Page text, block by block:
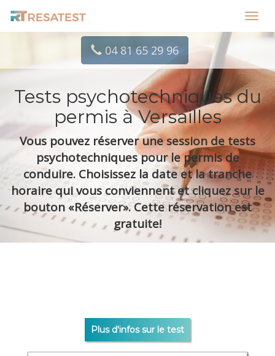
04 81 65 29 96
Tests psychotechniques du
permis à Versailles
Vous pouvez réserver une session de tests
psychotechniques pour le permis de
conduire. Choisissez la date et la tranche
horaire qui vous conviennent et cliquez sur le
bouton «Réserver». Cette réservation est
gratuite!
Plus d'infos sur le test